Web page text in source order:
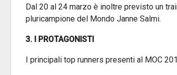
Dal 20 al 24 marzo è inoltre previsto un
pluricampione del Mondo Janne Salmi.
3. I PROTAGONISTI
I principali top runners presenti al MOC